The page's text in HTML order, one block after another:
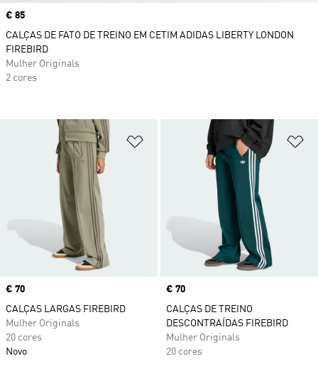
Adicionar à Lista de Desejos
Price
€ 70
CALÇAS LARGAS FIREBIRD
Mulher Originals
20 cores
Novo
Price
€ 70
CALÇAS DE TREINO
DESCONTRAÍDAS FIREBIRD
Mulher Originals
20 cores
Price
€ 85
CALÇAS DE FATO DE TREINO EM CETIM ADIDAS LIBERTY LONDON
FIREBIRD
Mulher Originals
2 cores